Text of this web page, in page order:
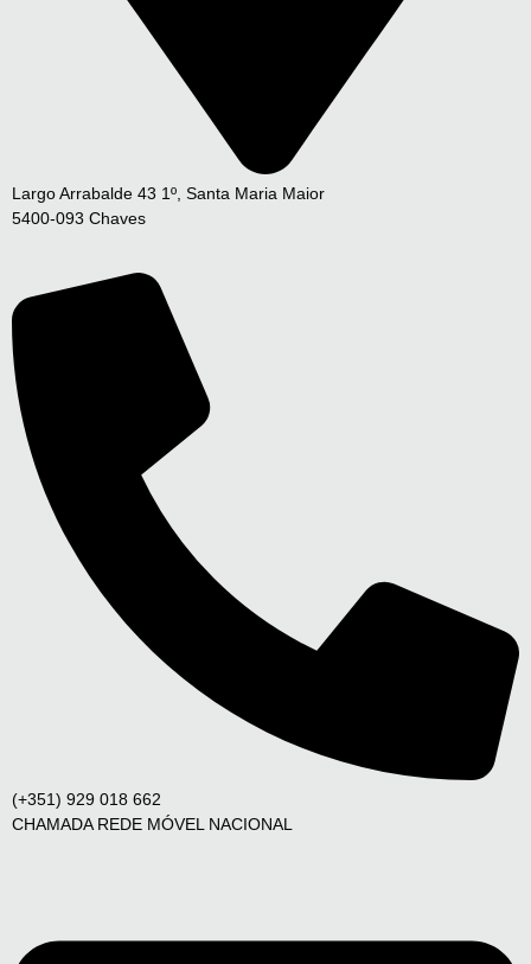
Largo Arrabalde 43 1º, Santa Maria Maior
5400-093 Chaves
(+351) 929 018 662
CHAMADA REDE MÓVEL NACIONAL